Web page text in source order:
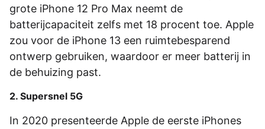
grote iPhone 12 Pro Max neemt de
batterijcapaciteit zelfs met 18 procent toe. Apple
zou voor de iPhone 13 een ruimtebesparend
ontwerp gebruiken, waardoor er meer batterij in
de behuizing past.
2. Supersnel 5G
In 2020 presenteerde Apple de eerste iPhones